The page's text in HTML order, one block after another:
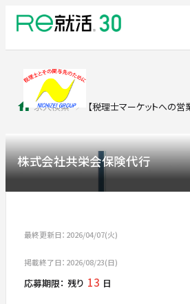
求人検索 【税理士マーケットへの営
株式会社共栄会保険代行
最終更新日：2026/04/07(火)
掲載終了日：2026/08/23(日)
応募期限： 残り 13 日